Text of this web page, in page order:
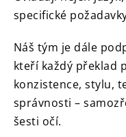
specifické
Náš tým je dále
kteří každý překlad
konzistence, stylu,
správnosti –
šesti očí.